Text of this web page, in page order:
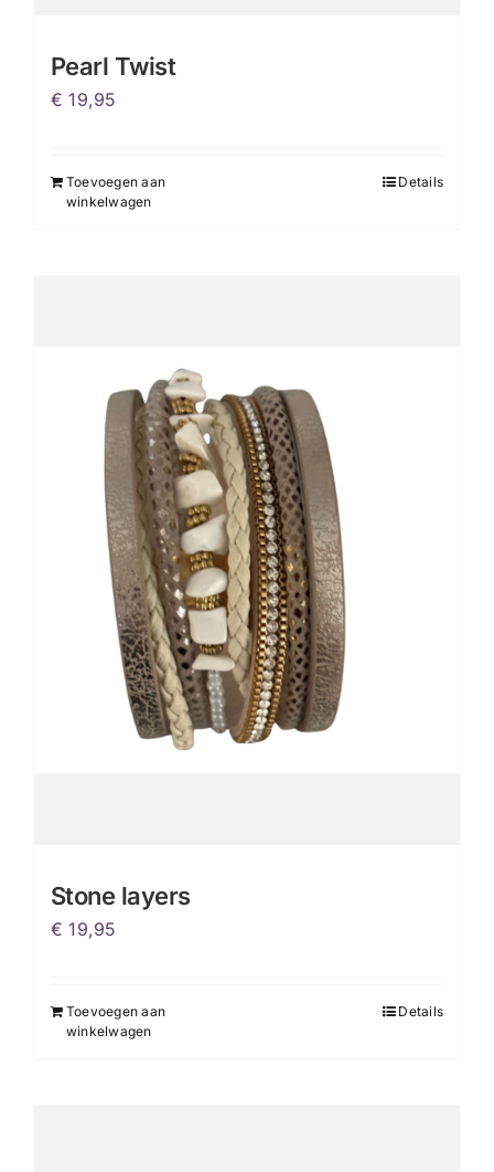
Pearl Twist
€ 19,95
Toevoegen aan
winkelwagen
Details
Stone layers
€ 19,95
Toevoegen aan
winkelwagen
Details